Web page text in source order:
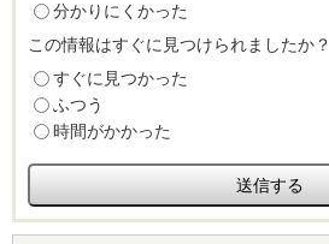
分かりにくかった
この情報はすぐに見つけられましたか？
すぐに見つかった
ふつう
時間がかかった